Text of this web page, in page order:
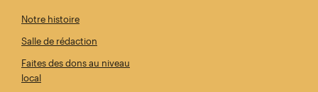
Notre histoire
Salle de rédaction
Faites des dons au niveau
local